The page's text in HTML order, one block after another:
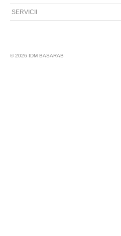
SERVICII
© 2026 IDM BASARAB